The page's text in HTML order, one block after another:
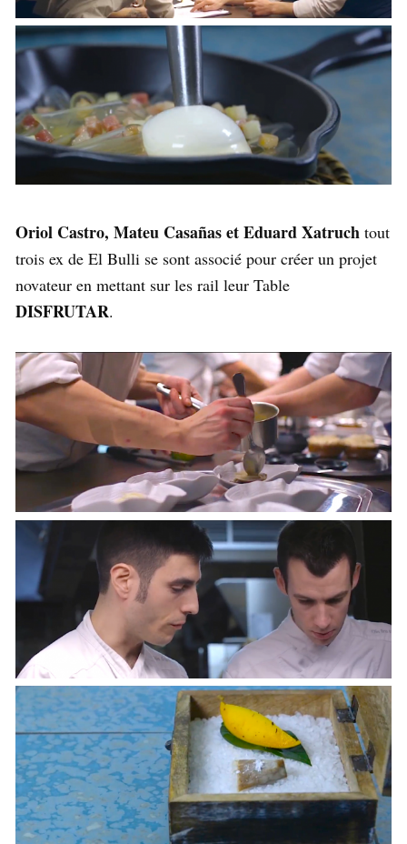
Oriol Castro, Mateu Casañas et Eduard Xatruch tout
trois ex de El Bulli se sont associé pour créer un projet
novateur en mettant sur les rail leur Table
DISFRUTAR.